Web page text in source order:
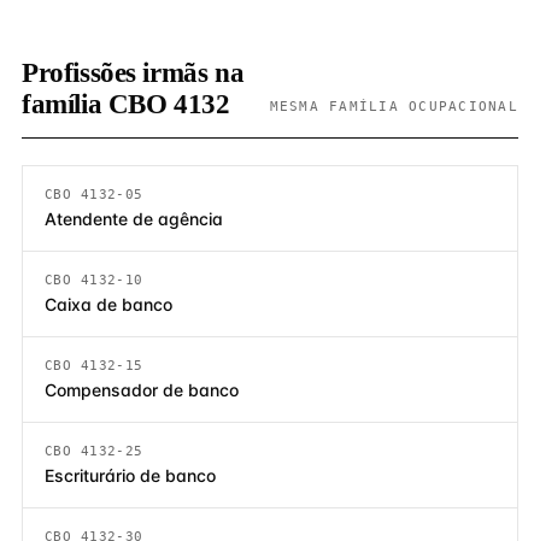
Profissões irmãs na
família CBO 4132
MESMA FAMÍLIA OCUPACIONAL
CBO 4132-05
Atendente de agência
CBO 4132-10
Caixa de banco
CBO 4132-15
Compensador de banco
CBO 4132-25
Escriturário de banco
CBO 4132-30